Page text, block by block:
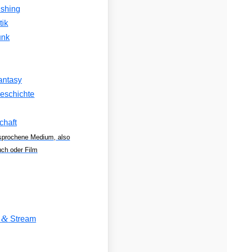
Medium, also
oder Film
& Stream